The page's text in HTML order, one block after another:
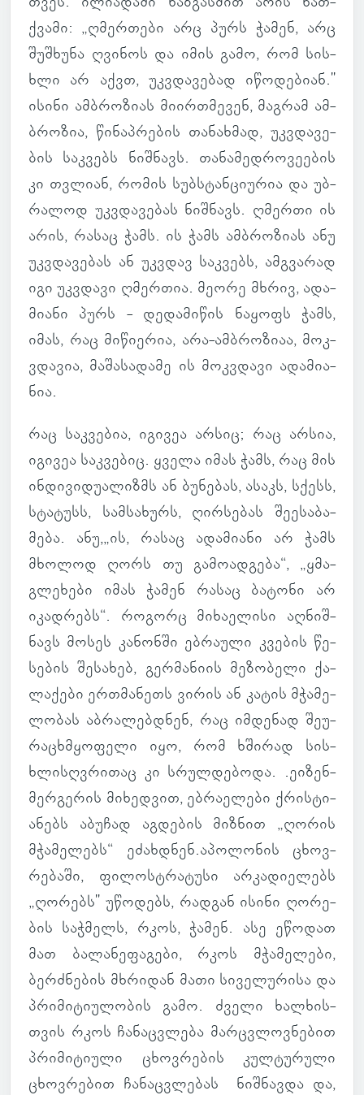
ქვამი: „ღმერ­თები არც პურს ჭამენ, არც
შუშ­ხუნა ღვი­ნოს და იმის გამო, რომ სის­
ხლი არ აქვთ, უკ­ვდა­ვე­ბად იწო­დე­ბიან."
ისინი ამ­ბრო­ზიას მი­ირ­თმე­ვენ, მაგ­რამ ამ­
ბრო­ზია, წი­ნაპ­რე­ბის თა­ნახ­მად, უკ­ვდა­ვე­
ბის საკ­ვებს ნიშ­ნავს. თა­ნა­მედ­რო­ვე­ე­ბის
კი თვლიან, რომის სუბსტან­ცი­უ­რია და უბ­
რა­ლოდ უკ­ვდა­ვე­ბას ნიშ­ნავს. ღმერთი ის
არის, რასაც ჭამს. ის ჭამს ამ­ბრო­ზიას ანუ
უკ­ვდა­ვე­ბას ან უკ­ვდავ საკ­ვებს, ამ­გვა­რად
იგი უკ­ვდავი ღმერ­თია. მეორე მხრივ, ადა­
მი­ანი პურს - დე­და­მი­წის ნა­ყოფს ჭამს,
იმას, რაც მი­წი­ე­რია, არა-ამ­ბრო­ზიაა, მოკ­
ვდა­ვია, მა­შა­სა­დამე ის მოკ­ვდავი ადა­მი­ა­
ნია.
რაც საკ­ვე­ბია, იგი­ვეა არსიც; რაც არსია,
იგი­ვეა საკ­ვე­ბიც. ყველა იმას ჭამს, რაც მის
ინ­დი­ვი­დუ­ა­ლიზმს ან ბუ­ნე­ბას, ასაკს, სქესს,
სტა­ტუსს, სამ­სა­ხურს, ღირ­სე­ბას შე­ე­სა­ბა­
მება. ანუ,„ის, რასაც ადა­მი­ანი არ ჭამს
მხო­ლოდ ღორს თუ გა­მო­ად­გება“, „ყმა-
გლე­ხები იმას ჭამენ რასაც ბა­ტონი არ
იკად­რებს“. რო­გორც მი­ხა­ე­ლისი აღ­ნიშ­
ნავს მოსეს კა­ნონში ებ­რა­ული კვე­ბის წე­
სე­ბის შე­სა­ხებ, გერ­მა­ნიის მე­ზო­ბელი ქა­
ლა­ქები ერ­თმა­ნეთს ვირის ან კატის მჭა­მე­
ლო­ბას აბ­რა­ლებ­დნენ, რაც იმ­დე­ნად შე­უ­
რა­ცხმყო­ფელი იყო, რომ ხში­რად სის­
ხლისღვრი­თაც კი სრულ­დე­ბოდა. .ეი­ზენ­
მერ­გე­რის მი­ხედ­ვით, ებ­რა­ე­ლები ქრის­ტი­
ა­ნებს აბუ­ჩად აგ­დე­ბის მიზ­ნით „ღორის
მჭა­მე­ლებს“ ეძახ­დნენ.აპო­ლო­ნის ცხოვ­
რე­ბაში, ფი­ლოს­ტრა­ტუსი არ­კა­დი­ე­ლებს
„ღო­რებს" უწო­დებს, რად­გან ისინი ღო­რე­
ბის საჭ­მელს, რკოს, ჭამენ. ასე ეწო­დათ
მათ ბა­ლა­ნე­ფა­გები, რკოს მჭა­მე­ლები,
ბერ­ძნე­ბის მხრი­დან მათი სი­ვე­ლუ­რისა და
პრი­მი­ტი­უ­ლო­ბის გამო. ძველი ხალ­ხის­
თვის რკოს ჩა­ნაც­ვლება მარ­ცვლოვ­ნე­ბით
პრი­მი­ტი­ული ცხოვ­რე­ბის კულ­ტუ­რული
ცხოვ­რე­ბით ჩა­ნაც­ვლე­ბას ნიშ­ნავდა და,